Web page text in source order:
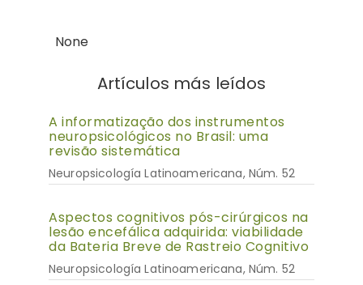
None
Artículos más leídos
A informatização dos instrumentos
neuropsicológicos no Brasil: uma
revisão sistemática
Neuropsicología Latinoamericana, Núm. 52
Aspectos cognitivos pós-cirúrgicos na
lesão encefálica adquirida: viabilidade
da Bateria Breve de Rastreio Cognitivo
Neuropsicología Latinoamericana, Núm. 52